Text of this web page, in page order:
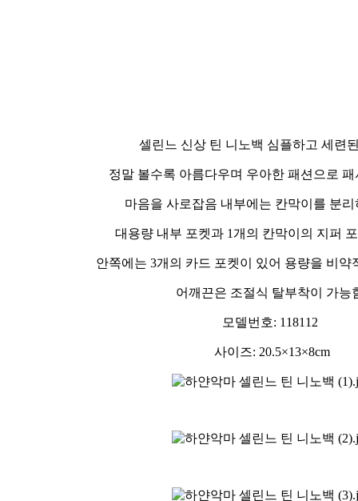
셀린느 신상 틴 니노백 심플하고 세련
정말 볼수록 아름다우며 우아한 패션으로
마음을 사로잡음 내부에는 칸막이를 분
대용량 내부 포켓과 1개의 칸막이의 지퍼
안쪽에는 3개의 카드 포켓이 있어 용량을 비
어깨끈은 조절식 탈부착이 가능
모델번호: 118112
사이즈: 20.5×13×8cm